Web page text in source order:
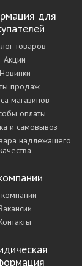
для
товаров
Акции
Новинки
продаж
магазинов
оплаты
и самовывоз
надлежащего